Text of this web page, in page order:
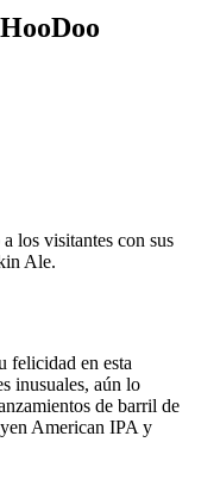
los visitantes con sus
Ale.
felicidad en esta
inusuales, aún lo
de barril de
American IPA y